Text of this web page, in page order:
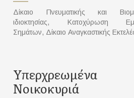
Δίκαιο Πνευματικής και
ιδιοκτησίας, Κατοχύρωση
Σημάτων, Δίκαιο Αναγκαστικής
Υπερχρεωμένα
Νοικοκυριά